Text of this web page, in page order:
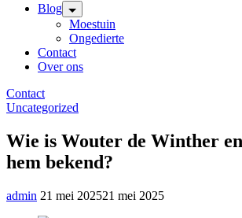
Blog
Moestuin
Ongedierte
Contact
Over ons
Contact
Uncategorized
Wie is Wouter de Winther
hem bekend?
admin 21 mei 202521 mei 2025